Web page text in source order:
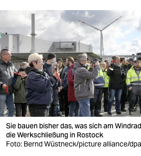
sport
berlin
nord
wahrheit
verlag
verlag
Sie bauen bisher das, was sich am
die Werkschließung in Rostock
Foto: Bernd Wüstneck/picture alliance/dpa